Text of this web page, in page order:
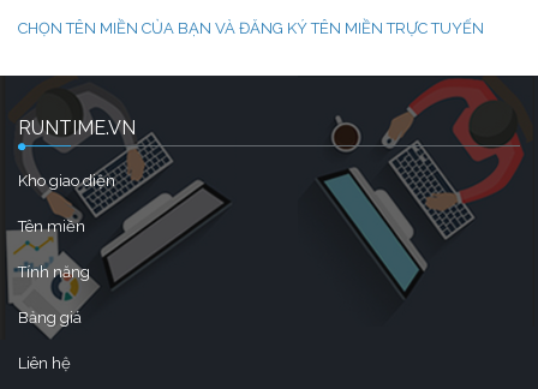
CHỌN TÊN MIỀN CỦA BẠN VÀ ĐĂNG KÝ TÊN MIỀN TRỰC TUYẾN
RUNTIME.VN
Kho giao diện
Tên miền
Tính năng
Bảng giá
Liên hệ